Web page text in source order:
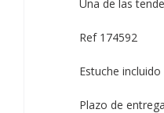
Una de las
Ref 174592
Estuche
Plazo de